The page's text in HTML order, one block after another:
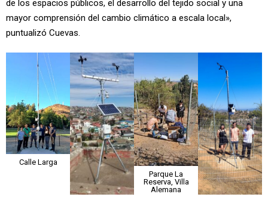
de los espacios públicos, el desarrollo del tejido social y una
mayor comprensión del cambio climático a escala local»,
puntualizó Cuevas.
Calle Larga
Parque La
Reserva, Villa
Alemana